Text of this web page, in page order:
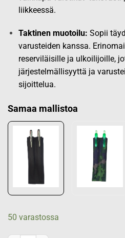
liikkeessä.
Taktinen muotoilu: Sopii
varusteiden kanssa.
reserviläisille ja ulkoilijoille,
järjestelmällisyyttä ja
sijoittelua.
Samaa mallistoa
50 varastossa